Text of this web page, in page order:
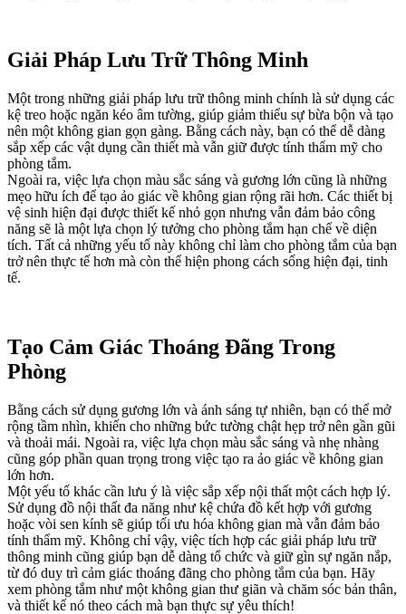
Giải Pháp Lưu Trữ Thông Minh
Một trong những giải pháp lưu trữ thông minh chính là sử dụng các
kệ treo hoặc ngăn kéo âm tường, giúp giảm thiểu sự bừa bộn và tạo
nên một không gian gọn gàng. Bằng cách này, bạn có thể dễ dàng
sắp xếp các vật dụng cần thiết mà vẫn giữ được tính thẩm mỹ cho
phòng tắm.
Ngoài ra, việc lựa chọn màu sắc sáng và gương lớn cũng là những
mẹo hữu ích để tạo ảo giác về không gian rộng rãi hơn. Các thiết bị
vệ sinh hiện đại được thiết kế nhỏ gọn nhưng vẫn đảm bảo công
năng sẽ là một lựa chọn lý tưởng cho phòng tắm hạn chế về diện
tích. Tất cả những yếu tố này không chỉ làm cho phòng tắm của bạn
trở nên thực tế hơn mà còn thể hiện phong cách sống hiện đại, tinh
tế.
Tạo Cảm Giác Thoáng Đãng Trong
Phòng
Bằng cách sử dụng gương lớn và ánh sáng tự nhiên, bạn có thể mở
rộng tầm nhìn, khiến cho những bức tường chật hẹp trở nên gần gũi
và thoải mái. Ngoài ra, việc lựa chọn màu sắc sáng và nhẹ nhàng
cũng góp phần quan trọng trong việc tạo ra ảo giác về không gian
lớn hơn.
Một yếu tố khác cần lưu ý là việc sắp xếp nội thất một cách hợp lý.
Sử dụng đồ nội thất đa năng như kệ chứa đồ kết hợp với gương
hoặc vòi sen kính sẽ giúp tối ưu hóa không gian mà vẫn đảm bảo
tính thẩm mỹ. Không chỉ vậy, việc tích hợp các giải pháp lưu trữ
thông minh cũng giúp bạn dễ dàng tổ chức và giữ gìn sự ngăn nắp,
từ đó duy trì cảm giác thoáng đãng cho phòng tắm của bạn. Hãy
xem phòng tắm như một không gian thư giãn và chăm sóc bản thân,
và thiết kế nó theo cách mà bạn thực sự yêu thích!